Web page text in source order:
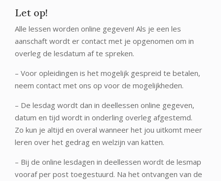
Let op!
Alle lessen worden online gegeven! Als je een les
aanschaft wordt er contact met je opgenomen om in
overleg de lesdatum af te spreken.
– Voor opleidingen is het mogelijk gespreid te betalen,
neem contact met ons op voor de mogelijkheden.
– De lesdag wordt dan in deellessen online gegeven,
datum en tijd wordt in onderling overleg afgestemd.
Zo kun je altijd en overal wanneer het jou uitkomt meer
leren over het gedrag en welzijn van katten.
– Bij de online lesdagen in deellessen wordt de lesmap
vooraf per post toegestuurd. Na het ontvangen van de